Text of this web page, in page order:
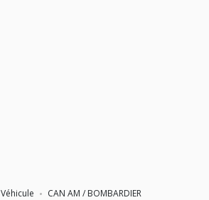
Véhicule
CAN AM / BOMBARDIER